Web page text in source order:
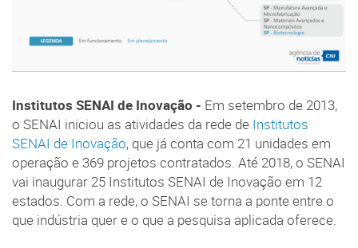
Institutos SENAI de Inovação - Em setembro de 2013,
o SENAI iniciou as atividades da rede de Institutos
SENAI de Inovação, que já conta com 21 unidades em
operação e 369 projetos contratados. Até 2018, o SENAI
vai inaugurar 25 Institutos SENAI de Inovação em 12
estados. Com a rede, o SENAI se torna a ponte entre o
que indústria quer e o que a pesquisa aplicada oferece.